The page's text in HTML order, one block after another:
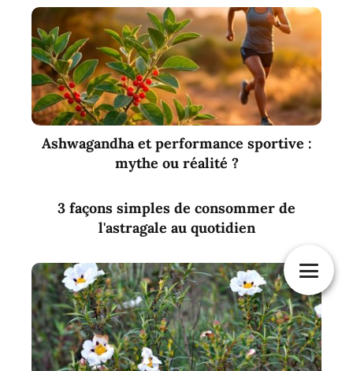
Ashwagandha et performance sportive :
mythe ou réalité ?
3 façons simples de consommer de
l'astragale au quotidien